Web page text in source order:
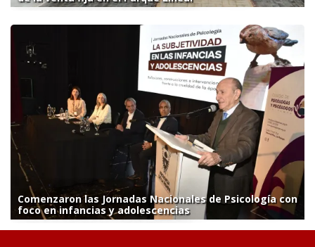
Comenzaron las Jornadas Nacionales de Psicología con
foco en infancias y adolescencias